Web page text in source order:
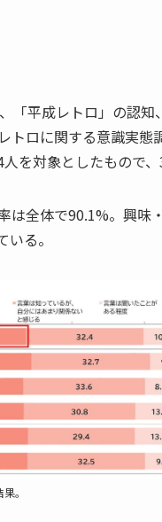
「平成レトロ」の認知
トロに関する意識実態
を対象としたもので、
は全体で90.1%。興味
る。
。